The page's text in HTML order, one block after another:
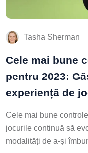
Tasha Sherman
Cele mai bune
pentru 2023:
experiență de
Cele mai bune
jocurile continuă să
modalități de a-și